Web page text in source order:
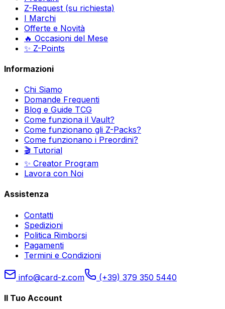
Z-Request (su richiesta)
I Marchi
Offerte e Novità
🔥 Occasioni del Mese
✨ Z-Points
Informazioni
Chi Siamo
Domande Frequenti
Blog e Guide TCG
Come funziona il Vault?
Come funzionano gli Z-Packs?
Come funzionano i Preordini?
🎬 Tutorial
✨ Creator Program
Lavora con Noi
Assistenza
Contatti
Spedizioni
Politica Rimborsi
Pagamenti
Termini e Condizioni
info@card-z.com (+39) 379 350 5440
Il Tuo Account